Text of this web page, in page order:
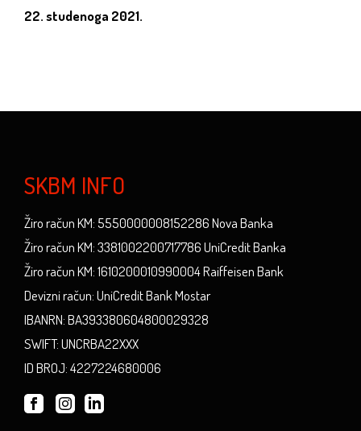
22. studenoga 2021.
SKBM INFO
Žiro račun KM: 5550000008152286 Nova Banka
Žiro račun KM: 3381002200717786 UniCredit Banka
Žiro račun KM: 1610200010990004 Raiffeisen Bank
Devizni račun: UniCredit Bank Mostar
IBANRN: BA393380604800029328
SWIFT: UNCRBA22XXX
ID BROJ: 4227224680006